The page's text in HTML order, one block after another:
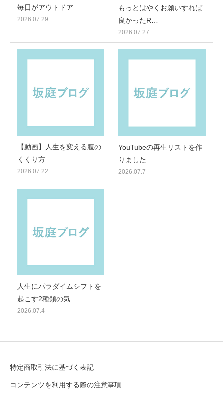
毎日がアウトドア
2026.07.29
もっとはやくお願いすれば
良かったR…
2026.07.27
【動画】人生を変える腹の
くくり方
2026.07.22
YouTubeの再生リストを作
りました
2026.07.7
人生にパラダイムシフトを
起こす2種類の気…
2026.07.4
特定商取引法に基づく表記
コンテンツを利用する際の注意事項